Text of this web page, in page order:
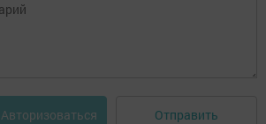
Авторизоваться Отправить